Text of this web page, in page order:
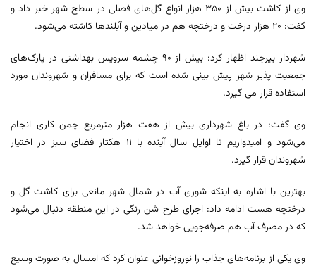
وی از کاشت بیش از ۳۵۰ هزار انواع گل‌های فصلی در سطح شهر خبر داد و
گفت: ۲۰ هزار درخت و درختچه هم در میادین و آیلندها کاشته می‌شود.
شهردار بیرجند اظهار کرد: بیش از ۹۰ چشمه سرویس بهداشتی در پارک‌های
جمعیت پذیر شهر پیش بینی شده است که برای مسافران و شهروندان مورد
استفاده قرار می گیرد.
وی گفت: در باغ شهرداری بیش از هفت هزار مترمربع چمن کاری انجام
می‌شود و امیدواریم تا اوایل سال آینده با ۱۱ هکتار فضای سبز در اختیار
شهروندان قرار گیرد.
بهترین با اشاره به اینکه شوری آب در شمال شهر مانعی برای کاشت گل و
درختچه هست ادامه داد: اجرای طرح شن رنگی در این منطقه دنبال می‌شود
که در مصرف آب هم صرفه‌جویی خواهد شد.
وی یکی از برنامه‌های جذاب را نوروزخوانی عنوان کرد که امسال به صورت وسیع